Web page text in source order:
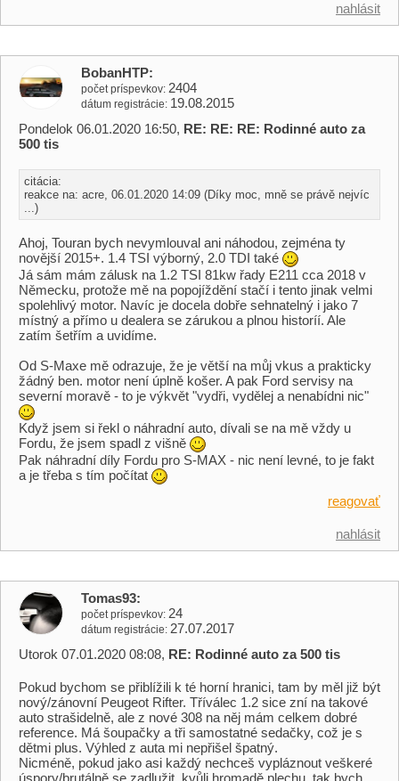
nahlásit
BobanHTP
počet príspevkov 2404
dátum registrácie 19.08.2015
Pondelok 06.01.2020 16:50, RE: RE: RE: Rodinné auto za
500 tis
citácia:
reakce na: acre, 06.01.2020 14:09 (Díky moc, mně se právě nejvíc
...)
Ahoj, Touran bych nevymlouval ani náhodou, zejména ty
novější 2015+. 1.4 TSI výborný, 2.0 TDI také
Já sám mám zálusk na 1.2 TSI 81kw řady E211 cca 2018 v
Německu, protože mě na popojíždění stačí i tento jinak velmi
spolehlivý motor. Navíc je docela dobře sehnatelný i jako 7
místný a přímo u dealera se zárukou a plnou historíí. Ale
zatím šetřím a uvidíme.
Od S-Maxe mě odrazuje, že je větší na můj vkus a prakticky
žádný ben. motor není úplně košer. A pak Ford servisy na
severní moravě - to je výkvět "vydři, vydělej a nenabídni nic"
Když jsem si řekl o náhradní auto, dívali se na mě vždy u
Fordu, že jsem spadl z višně
Pak náhradní díly Fordu pro S-MAX - nic není levné, to je fakt
a je třeba s tím počítat
reagovať
nahlásit
Tomas93
počet príspevkov 24
dátum registrácie 27.07.2017
Utorok 07.01.2020 08:08, RE: Rodinné auto za 500 tis
Pokud bychom se přiblížili k té horní hranici, tam by měl již být
nový/zánovní Peugeot Rifter. Tříválec 1.2 sice zní na takové
auto strašidelně, ale z nové 308 na něj mám celkem dobré
reference. Má šoupačky a tři samostatné sedačky, což je s
dětmi plus. Výhled z auta mi nepřišel špatný.
Nicméně, pokud jako asi každý nechceš vypláznout veškeré